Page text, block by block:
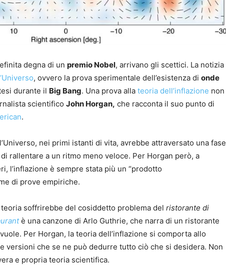
degna di un premio Nobel, arrivano gli scettici. La notizia
, ovvero la prova sperimentale dell’esistenza di onde
durante il Big Bang. Una prova alla teoria dell’inflazione non
scientifico John Horgan, che racconta il suo punto di
.
nei primi istanti di vita, avrebbe attraversato una fase
rallentare a un ritmo meno veloce. Per Horgan però, a
l’inflazione è sempre stata più un “prodotto
di prove empiriche.
soffrirebbe del cosiddetto problema del ristorante di
è una canzone di Arlo Guthrie, che narra di un ristorante
Per Horgan, la teoria dell’inflazione si comporta allo
versioni che se ne può dedurre tutto ciò che si desidera. Non
e propria teoria scientifica.